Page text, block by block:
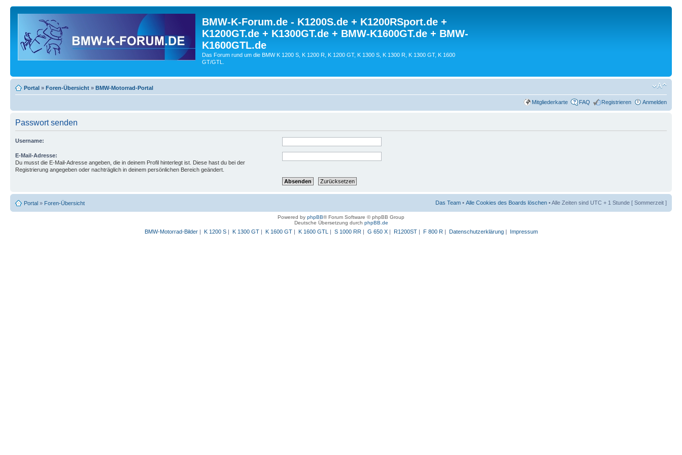
BMW-K-Forum.de - K1200S.de + K1200RSport.de +
K1200GT.de + K1300GT.de + BMW-K1600GT.de + BMW-
K1600GTL.de
Das Forum rund um die BMW K 1200 S, K 1200 R, K 1200 GT, K 1300 S, K 1300 R, K 1300 GT, K 1600
GT/GTL.
Portal » Foren-Übersicht » BMW-Motorrad-Portal
Mitgliederkarte FAQ Registrieren Anmelden
Passwort senden
Username:
E-Mail-Adresse:
Du musst die E-Mail-Adresse angeben, die in deinem Profil hinterlegt ist. Diese hast du bei der
Registrierung angegeben oder nachträglich in deinem persönlichen Bereich geändert.
Portal » Foren-Übersicht Das Team • Alle Cookies des Boards löschen • Alle Zeiten sind UTC + 1 Stunde [ Sommerzeit ]
Powered by phpBB® Forum Software © phpBB Group
Deutsche Übersetzung durch phpBB.de
BMW-Motorrad-Bilder| K 1200 S| K 1300 GT| K 1600 GT| K 1600 GTL | S 1000 RR | G 650 X| R1200ST| F 800 R | Datenschutzerklärung| Impressum